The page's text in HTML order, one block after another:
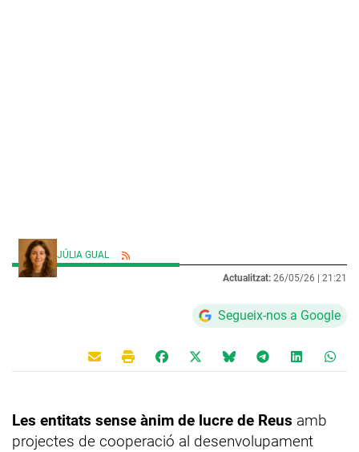
JÚLIA GUAL
Actualitzat: 26/05/26 | 21:21
Segueix-nos a Google
Les entitats sense ànim de lucre de Reus amb
projectes de cooperació al desenvolupament